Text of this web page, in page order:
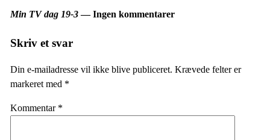
Min TV dag 19-3— Ingen kommentarer
Skriv et svar
Din e-mailadresse vil ikke blive publiceret. Krævede felter er
markeret med *
Kommentar *